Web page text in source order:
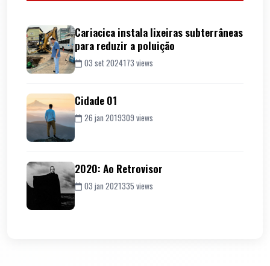
Cariacica instala lixeiras subterrâneas
para reduzir a poluição
03 set 2024173 views
Cidade 01
26 jan 2019309 views
2020: Ao Retrovisor
03 jan 2021335 views